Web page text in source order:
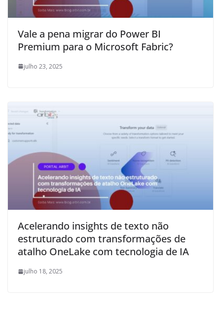
Vale a pena migrar do Power BI
Premium para o Microsoft Fabric?
julho 23, 2025
Acelerando insights de texto não
estruturado com transformações de
atalho OneLake com tecnologia de IA
julho 18, 2025